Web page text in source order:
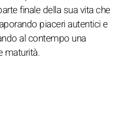
finale della sua vita che
piaceri autentici e
al contempo una
maturità.